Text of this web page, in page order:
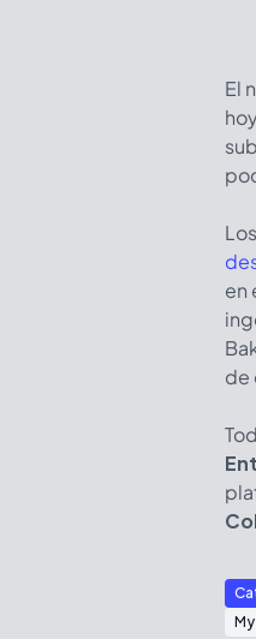
El
en
de